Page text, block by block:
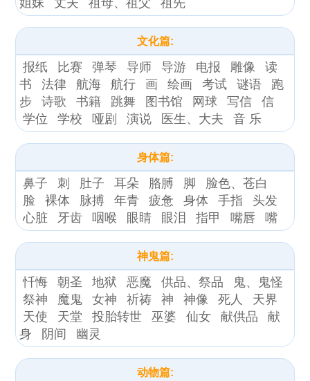
姐妹
丈夫 祖母、祖父 祖先
文化篇:
报纸 比赛 弹琴 导师 导游 电报 雕像
读
书
法律 航海 航行 画 绘画 考试 谜语
跑
步
诗歌 书籍 跳舞 图书馆 网球 写信
信
学位
学校 哑剧 演说 医生、大夫 音 乐
身体篇:
鼻子 刺 肚子 耳朵 胳膊 脚
脸色、苍白
脸
裸体 脉搏 年青 疲惫 身体 手指
头发
心脏
牙齿 咽喉 眼睛 眼泪 指甲 嘴唇 嘴
神鬼篇:
忏悔 朝圣 地狱 恶魔 供品、祭品
鬼、鬼怪
祭神
魔鬼 女神 祈祷 神 神像 死人
天界
天使
天堂 投胎转世 巫婆 仙女 献供品
献
身
阴间 幽灵
动物篇: